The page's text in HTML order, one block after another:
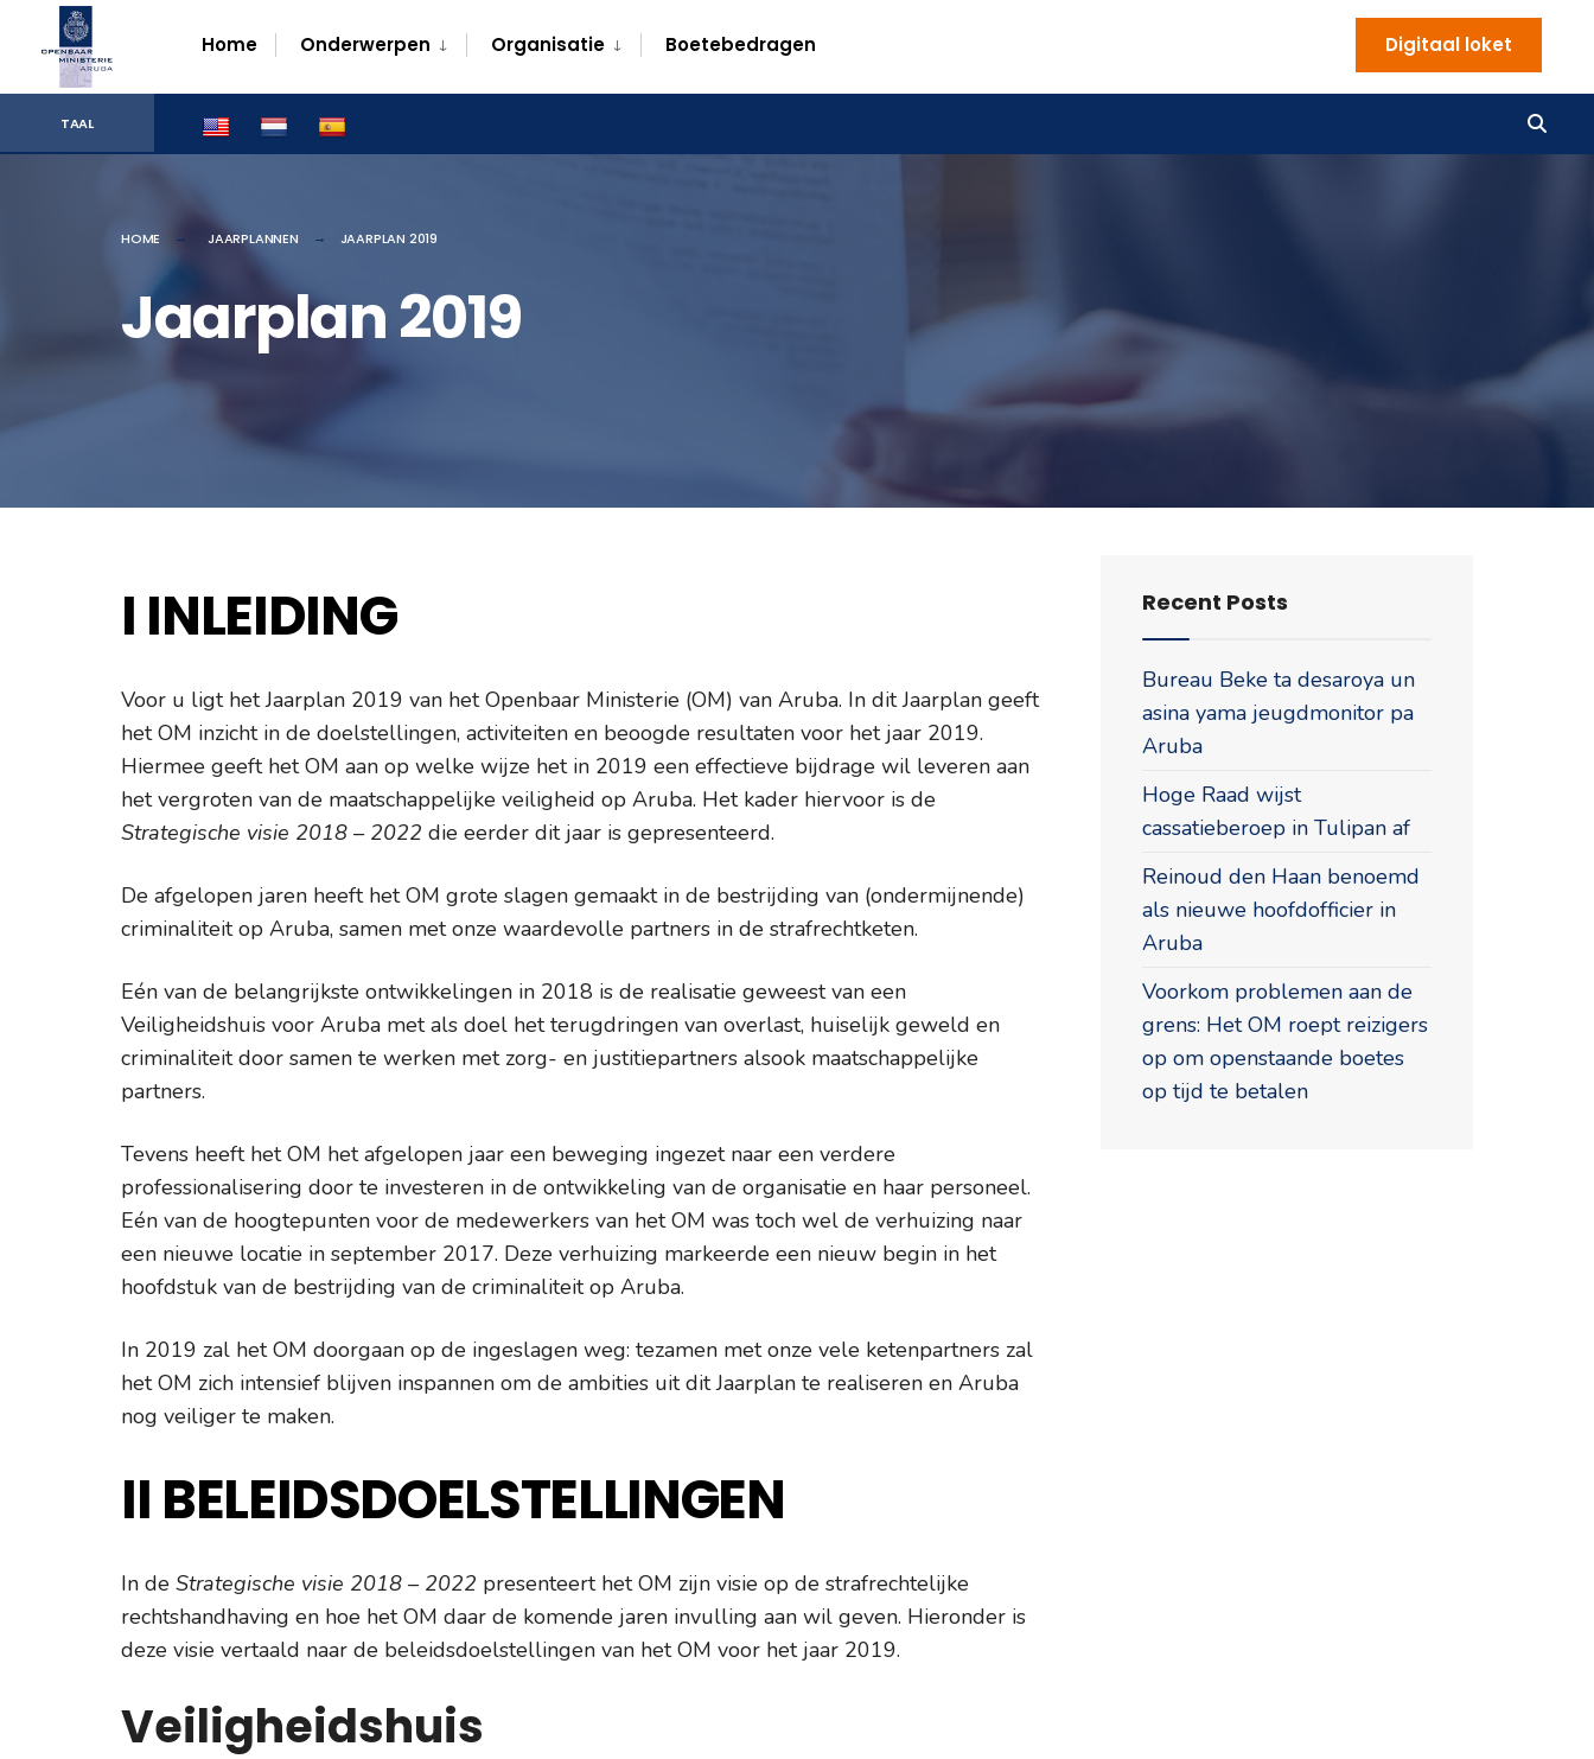
content
Home Onderwerpen Organisatie Boetebedragen Digitaal loket
TAAL
HOME JAARPLANNEN JAARPLAN 2019
Jaarplan 2019
I INLEIDING
Voor u ligt het Jaarplan 2019 van het Openbaar Ministerie (OM) van Aruba. In dit Jaarplan geeft
het OM inzicht in de doelstellingen, activiteiten en beoogde resultaten voor het jaar 2019.
Hiermee geeft het OM aan op welke wijze het in 2019 een effectieve bijdrage wil leveren aan
het vergroten van de maatschappelijke veiligheid op Aruba. Het kader hiervoor is de
Strategische visie 2018 – 2022 die eerder dit jaar is gepresenteerd.
De afgelopen jaren heeft het OM grote slagen gemaakt in de bestrijding van (ondermijnende)
criminaliteit op Aruba, samen met onze waardevolle partners in de strafrechtketen.
Eén van de belangrijkste ontwikkelingen in 2018 is de realisatie geweest van een
Veiligheidshuis voor Aruba met als doel het terugdringen van overlast, huiselijk geweld en
criminaliteit door samen te werken met zorg- en justitiepartners alsook maatschappelijke
partners.
Tevens heeft het OM het afgelopen jaar een beweging ingezet naar een verdere
professionalisering door te investeren in de ontwikkeling van de organisatie en haar personeel.
Eén van de hoogtepunten voor de medewerkers van het OM was toch wel de verhuizing naar
een nieuwe locatie in september 2017. Deze verhuizing markeerde een nieuw begin in het
hoofdstuk van de bestrijding van de criminaliteit op Aruba.
In 2019 zal het OM doorgaan op de ingeslagen weg: tezamen met onze vele ketenpartners zal
het OM zich intensief blijven inspannen om de ambities uit dit Jaarplan te realiseren en Aruba
nog veiliger te maken.
II BELEIDSDOELSTELLINGEN
In de Strategische visie 2018 – 2022 presenteert het OM zijn visie op de strafrechtelijke
rechtshandhaving en hoe het OM daar de komende jaren invulling aan wil geven. Hieronder is
deze visie vertaald naar de beleidsdoelstellingen van het OM voor het jaar 2019.
Veiligheidshuis
Recent Posts
Bureau Beke ta desaroya un
asina yama jeugdmonitor pa
Aruba
Hoge Raad wijst
cassatieberoep in Tulipan af
Reinoud den Haan benoemd
als nieuwe hoofdofficier in
Aruba
Voorkom problemen aan de
grens: Het OM roept reizigers
op om openstaande boetes
op tijd te betalen